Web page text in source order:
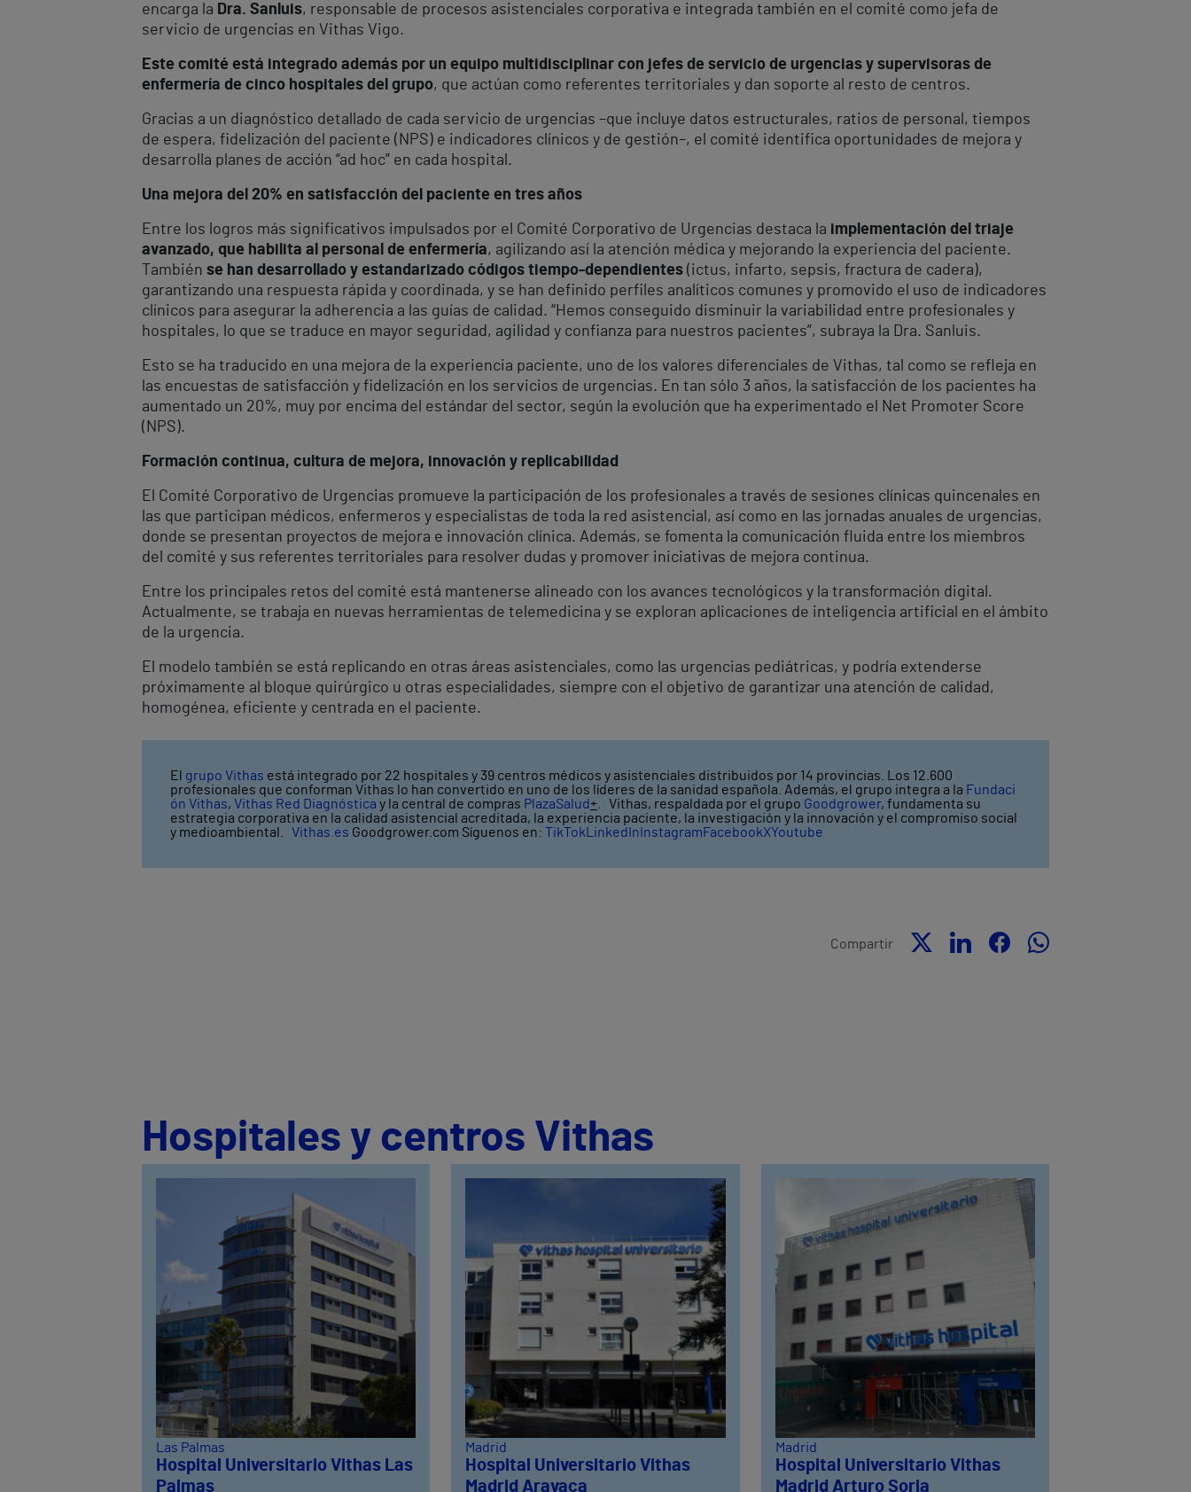
encarga la Dra. Sanluis, responsable de procesos asistenciales corporativa e integrada también en el comité como jefa de
servicio de urgencias en Vithas Vigo.
Este comité está integrado además por un equipo multidisciplinar con jefes de servicio de urgencias y supervisoras de
enfermería de cinco hospitales del grupo, que actúan como referentes territoriales y dan soporte al resto de centros.
Gracias a un diagnóstico detallado de cada servicio de urgencias –que incluye datos estructurales, ratios de personal, tiempos
de espera, fidelización del paciente (NPS) e indicadores clínicos y de gestión–, el comité identifica oportunidades de mejora y
desarrolla planes de acción “ad hoc” en cada hospital.
Una mejora del 20% en satisfacción del paciente en tres años
Entre los logros más significativos impulsados por el Comité Corporativo de Urgencias destaca la
implementación del triaje
avanzado, que habilita al personal de enfermería, agilizando así la atención médica y mejorando la experiencia del paciente.
También se han desarrollado y estandarizado códigos tiempo-dependientes (ictus, infarto, sepsis, fractura de cadera),
garantizando una respuesta rápida y coordinada, y se han definido perfiles analíticos comunes y promovido el uso de indicadores
clínicos para asegurar la adherencia a las guías de calidad. “Hemos conseguido disminuir la variabilidad entre profesionales y
hospitales, lo que se traduce en mayor seguridad, agilidad y confianza para nuestros pacientes”, subraya la Dra. Sanluis.
Esto se ha traducido en una mejora de la experiencia paciente, uno de los valores diferenciales de Vithas, tal como se refleja en
las encuestas de satisfacción y fidelización en los servicios de urgencias. En tan sólo 3 años, la satisfacción de los pacientes ha
aumentado un 20%, muy por encima del estándar del sector, según la evolución que ha experimentado el Net Promoter Score
(NPS).
Formación continua, cultura de mejora, innovación y replicabilidad
El Comité Corporativo de Urgencias promueve la participación de los profesionales a través de sesiones clínicas quincenales en
las que participan médicos, enfermeros y especialistas de toda la red asistencial, así como en las jornadas anuales de urgencias,
donde se presentan proyectos de mejora e innovación clínica. Además, se fomenta la comunicación fluida entre los miembros
del comité y sus referentes territoriales para resolver dudas y promover iniciativas de mejora continua.
Entre los principales retos del comité está mantenerse alineado con los avances tecnológicos y la transformación digital.
Actualmente, se trabaja en nuevas herramientas de telemedicina y se exploran aplicaciones de inteligencia artificial en el ámbito
de la urgencia.
El modelo también se está replicando en otras áreas asistenciales, como las urgencias pediátricas, y podría extenderse
próximamente al bloque quirúrgico u otras especialidades, siempre con el objetivo de garantizar una atención de calidad,
homogénea, eficiente y centrada en el paciente.
El grupo Vithas está integrado por 22 hospitales y 39 centros médicos y asistenciales distribuidos por 14 provincias. Los 12.600
profesionales que conforman Vithas lo han convertido en uno de los líderes de la sanidad española. Además, el grupo integra a la Fundaci
ón Vithas, Vithas Red Diagnóstica y la central de compras PlazaSalud+ . Vithas, respaldada por el grupo Goodgrower, fundamenta su
estrategia corporativa en la calidad asistencial acreditada, la experiencia paciente, la investigación y la innovación y el compromiso social
y medioambiental. Vithas.es Goodgrower.com Síguenos en: TikTok LinkedIn InstagramFacebookXYoutube
Compartir
Hospitales y centros Vithas
Las Palmas
Hospital Universitario Vithas Las
Palmas
Madrid
Hospital Universitario Vithas
Madrid Aravaca
Madrid
Hospital Universitario Vithas
Madrid Arturo Soria